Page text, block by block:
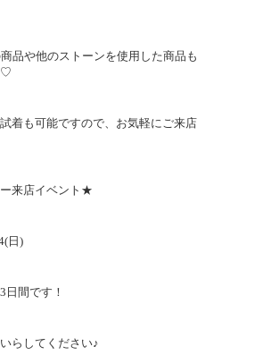
品や他のストーンを使用した商品も
♡
着も可能ですので、お気軽にご来店
来店イベント★
日 )
日間です！
らしてください♪